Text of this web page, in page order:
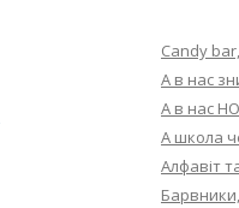
ТОРТУ,РЕЦЕПТ
РЕЦЕПТ МАСТИКИ ДЛЯ
ПОКРИТТЯ ТОРТІВ НА
Candy
А в нас
А в нас
А школа
Алфавіт